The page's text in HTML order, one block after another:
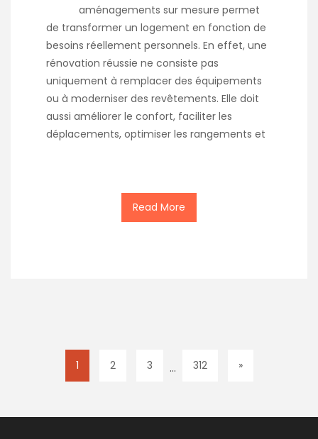
aménagements sur mesure permet
de transformer un logement en fonction de
besoins réellement personnels. En effet, une
rénovation réussie ne consiste pas
uniquement à remplacer des équipements
ou à moderniser des revêtements. Elle doit
aussi améliorer le confort, faciliter les
déplacements, optimiser les rangements et
Read More
1 2 3 … 312 »